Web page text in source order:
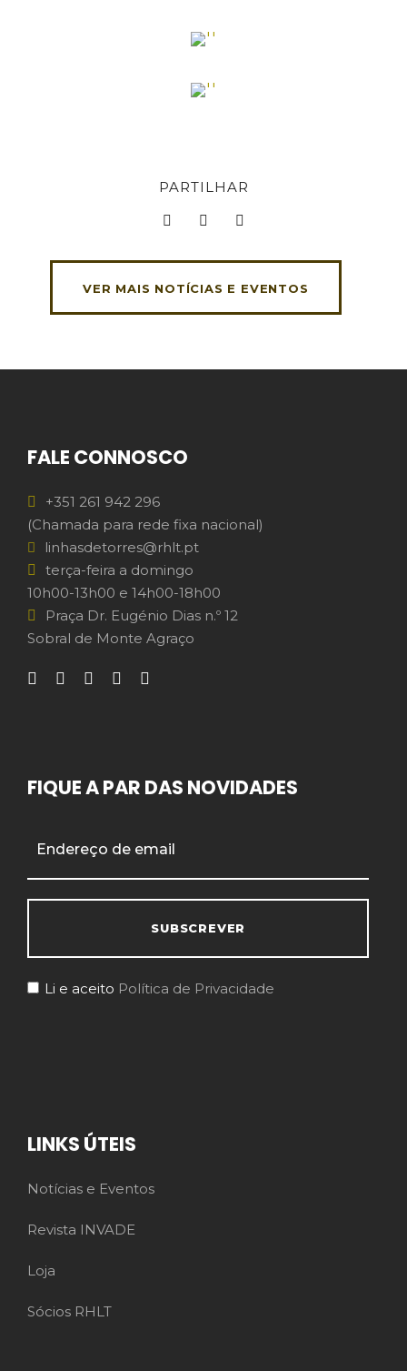
PARTILHAR
VER MAIS NOTÍCIAS E EVENTOS
FALE CONNOSCO
+351 261 942 296
(Chamada para rede fixa nacional)
linhasdetorres@rhlt.pt
terça-feira a domingo
10h00-13h00 e 14h00-18h00
Praça Dr. Eugénio Dias n.º 12
Sobral de Monte Agraço
FIQUE A PAR DAS NOVIDADES
Li e aceito Política de Privacidade
LINKS ÚTEIS
Notícias e Eventos
Revista INVADE
Loja
Sócios RHLT